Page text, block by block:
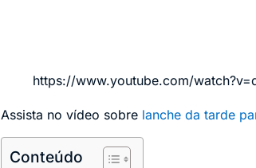
https://www.youtube.com/
Assista no vídeo sobre lanche da tarde
Conteúdo